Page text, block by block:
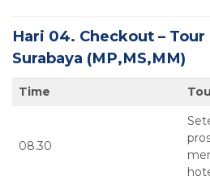
Hari 04. Checkout – Tour
Surabaya (MP,MS,MM)
Time
08.30